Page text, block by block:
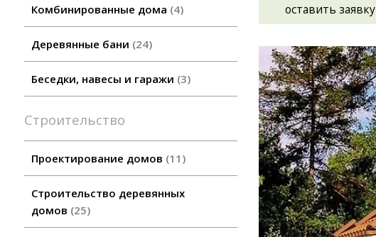
Комбинированные дома 4
Деревянные бани 24
Беседки, навесы и гаражи 3
Строительство
Проектирование домов 11
Строительство деревянных
домов 25
оставить заявку